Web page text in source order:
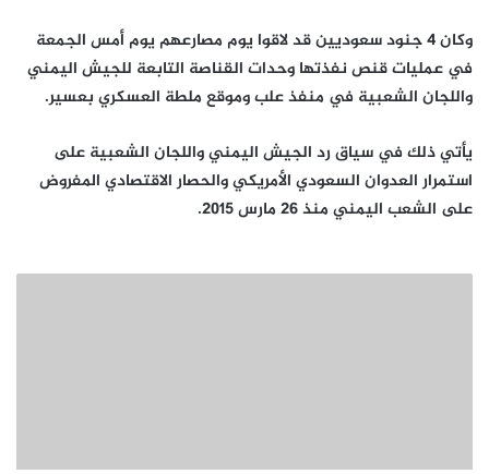
وكان 4 جنود سعوديين قد لاقوا يوم مصارعهم يوم أمس الجمعة
في عمليات قنص نفذتها وحدات القناصة التابعة للجيش اليمني
واللجان الشعبية في منفذ علب وموقع ملطة العسكري بعسير.
يأتي ذلك في سياق رد الجيش اليمني واللجان الشعبية على
استمرار العدوان السعودي الأمريكي والحصار الاقتصادي المفروض
على الشعب اليمني منذ 26 مارس 2015.